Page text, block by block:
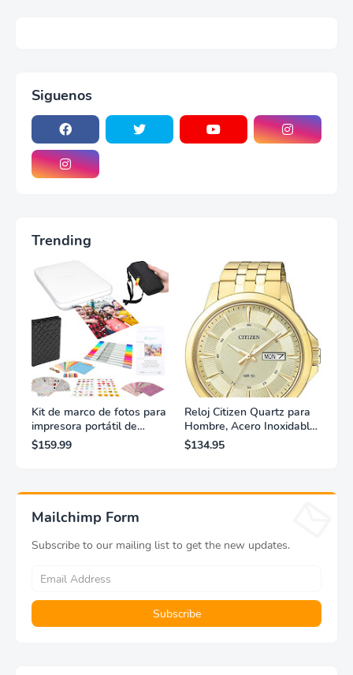
Siguenos
Trending
Kit de marco de fotos para
impresora portátil de
fotografías y vídeos
Lifeprint 3x4,5 (blanca)
$159.99
Reloj Citizen Quartz para
Hombre, Acero Inoxidable,
Clásico, Dorado
$134.95
Mailchimp Form
Subscribe to our mailing list to get the new updates.